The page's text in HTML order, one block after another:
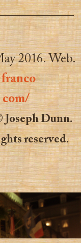
2016. Web.
com/
Joseph Dunn.
reserved.